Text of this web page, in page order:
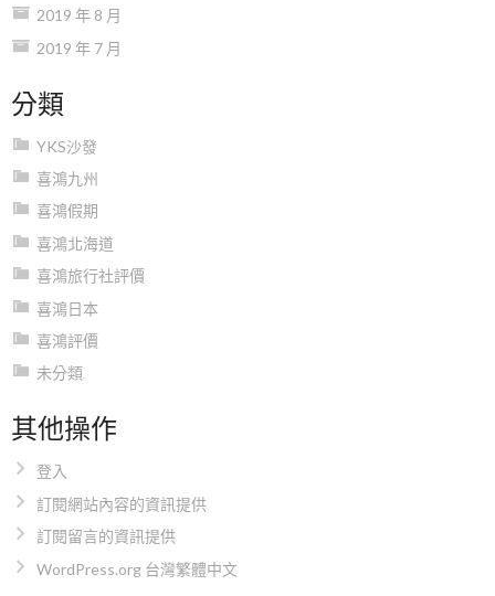
2019 年 8 月
2019 年 7 月
分類
YKS沙發
喜鴻九州
喜鴻假期
喜鴻北海道
喜鴻旅行社評價
喜鴻日本
喜鴻評價
未分類
其他操作
登入
訂閱網站內容的資訊提供
訂閱留言的資訊提供
WordPress.org 台灣繁體中文